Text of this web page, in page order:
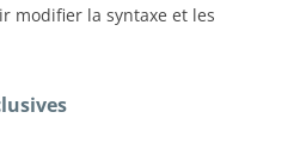
modifier la syntaxe et les